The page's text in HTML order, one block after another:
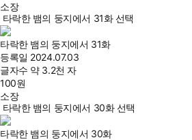
소장
타락한 뱀의 둥지에서 31화 선택
타락한 뱀의 둥지에서 31화
등록일 2024.07.03
글자수 약 3.2천 자
100원
소장
타락한 뱀의 둥지에서 30화 선택
타락한 뱀의 둥지에서 30화